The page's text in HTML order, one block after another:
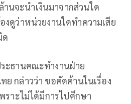
นจะนำเงินมาจากส่วนใด
งดูว่าหน่วยงานใดทำความเสีย
ด
ะธานคณะทำงานฝ่าย
กล่าวว่า ขอคัดค้านในเรื่อง
ราะไม่ได้มีการไปศึกษา